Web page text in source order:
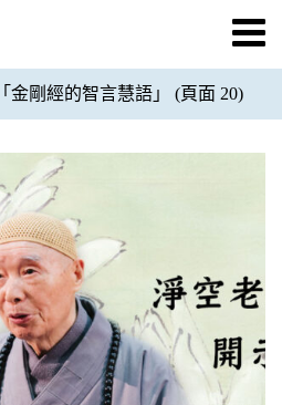
金剛經的智言慧語」 (頁面 20)